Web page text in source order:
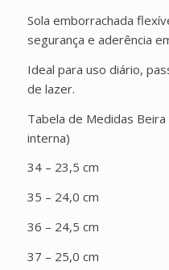
Sola emborrachada
segurança e aderência
Ideal para uso diário,
de lazer.
Tabela de Medidas
interna)
34 – 23,5 cm
35 – 24,0 cm
36 – 24,5 cm
37 – 25,0 cm